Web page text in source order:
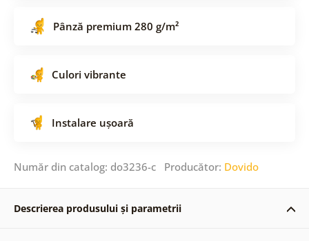
Pânză premium 280 g/m²
Culori vibrante
Instalare ușoară
Număr din catalog: do3236-c Producător: Dovido
Descrierea produsului și parametrii